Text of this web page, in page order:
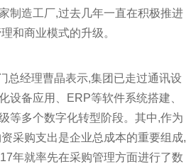
制造工厂,过去几年一直在积极推进
和商业模式的升级。
总经理曹晶表示,集团已走过通讯设
设备应用、ERP等软件系统搭建、
等多个数字化转型阶段。其中,作为
采购支出是企业总成本的重要组成,
年就率先在采购管理方面进行了数